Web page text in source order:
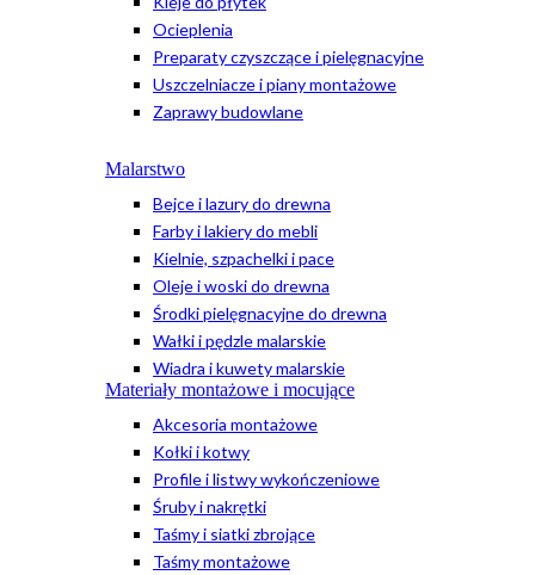
Ocieplenia
Preparaty czyszczące i pielęgnacyjne
Uszczelniacze i piany montażowe
Zaprawy budowlane
Malarstwo
Bejce i lazury do drewna
Farby i lakiery do mebli
Kielnie, szpachelki i pace
Oleje i woski do drewna
Środki pielęgnacyjne do drewna
Wałki i pędzle malarskie
Wiadra i kuwety malarskie
Materiały montażowe i mocujące
Akcesoria montażowe
Kołki i kotwy
Profile i listwy wykończeniowe
Śruby i nakrętki
Taśmy i siatki zbrojące
Taśmy montażowe